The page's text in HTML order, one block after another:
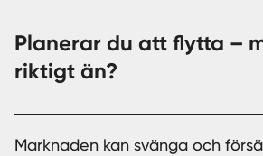
Planerar du att flytta –
riktigt än?
Marknaden kan svänga och